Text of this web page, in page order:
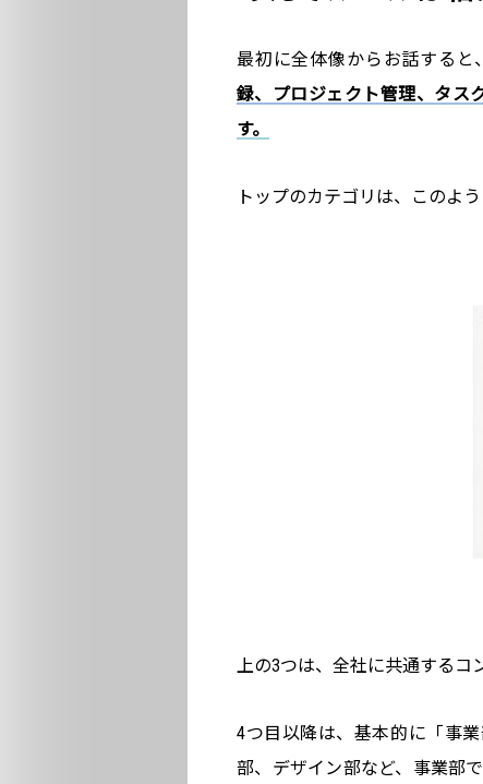
最初に全体像からお話すると
録、プロジェクト管理、タス
す。
トップのカテゴリは、このよう
上の3つは、全社に共通するコ
4つ目以降は、基本的に「事
部、デザイン部など、事業部